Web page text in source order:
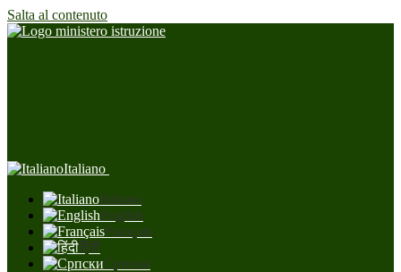
Salta al contenuto
Italiano
Italiano
English
Français
हिंदी
Српски